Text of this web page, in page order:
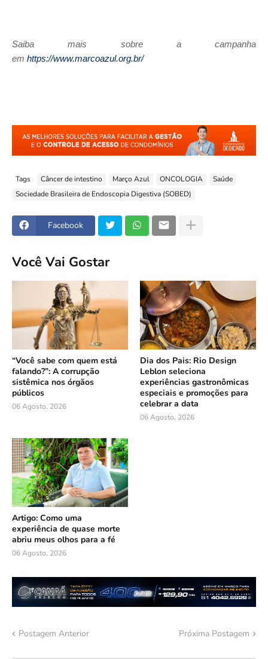
Saiba mais sobre a campanha
em https://www.marcoazul.org.br/
Tags Câncer de intestino Março Azul ONCOLOGIA
Saúde
Sociedade Brasileira de Endoscopia Digestiva (SOBED)
Facebook
Você Vai Gostar
“Você sabe com quem está
falando?”: A corrupção
sistêmica nos órgãos
públicos
06 Agosto, 2026
Dia dos Pais: Rio Design
Leblon seleciona
experiências gastronômicas
especiais e promoções para
celebrar a data
06 Agosto, 2026
Artigo: Como uma
experiência de quase morte
abriu meus olhos para a fé
06 Agosto, 2026
Postagem Anterior Próxima Postagem